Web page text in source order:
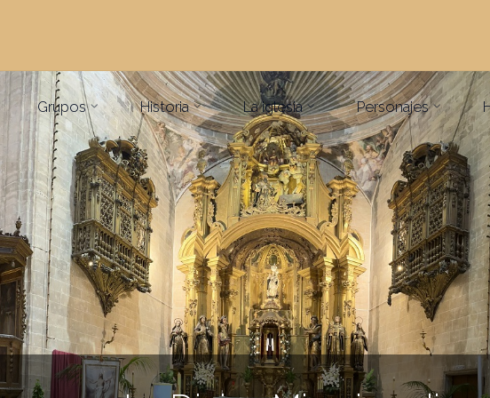
Grupos Historia La iglesia Personajes